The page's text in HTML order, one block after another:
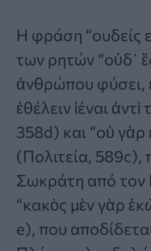
Η φράση “ουδείς
των ρητών “οὐδ᾽
ἀνθρώπου φύσει,
ἐθέλειν ἰέναι
358d) και “οὐ γὰρ
(Πολιτεία, 589c),
Σωκράτη από τον
“κακὸς μὲν γὰρ
e), που